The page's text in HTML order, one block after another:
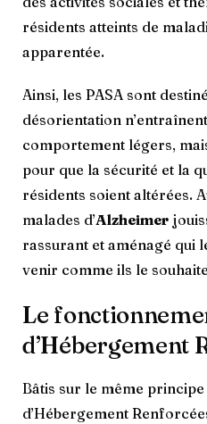
résidents atteints de
apparentée.
Ainsi, les PASA sont
désorientation
comportement légers,
pour que la sécurité et la
résidents soient altérées.
malades d’Alzheimer
rassurant et aménagé qui
venir comme ils le
Le
d’Hébergement
Bâtis sur le même principe
d’Hébergement